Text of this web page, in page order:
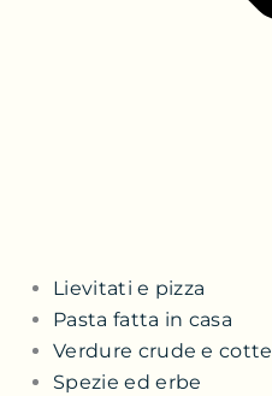
Lievitati e pizza
Pasta fatta in casa
Verdure crude e cotte
Spezie ed erbe